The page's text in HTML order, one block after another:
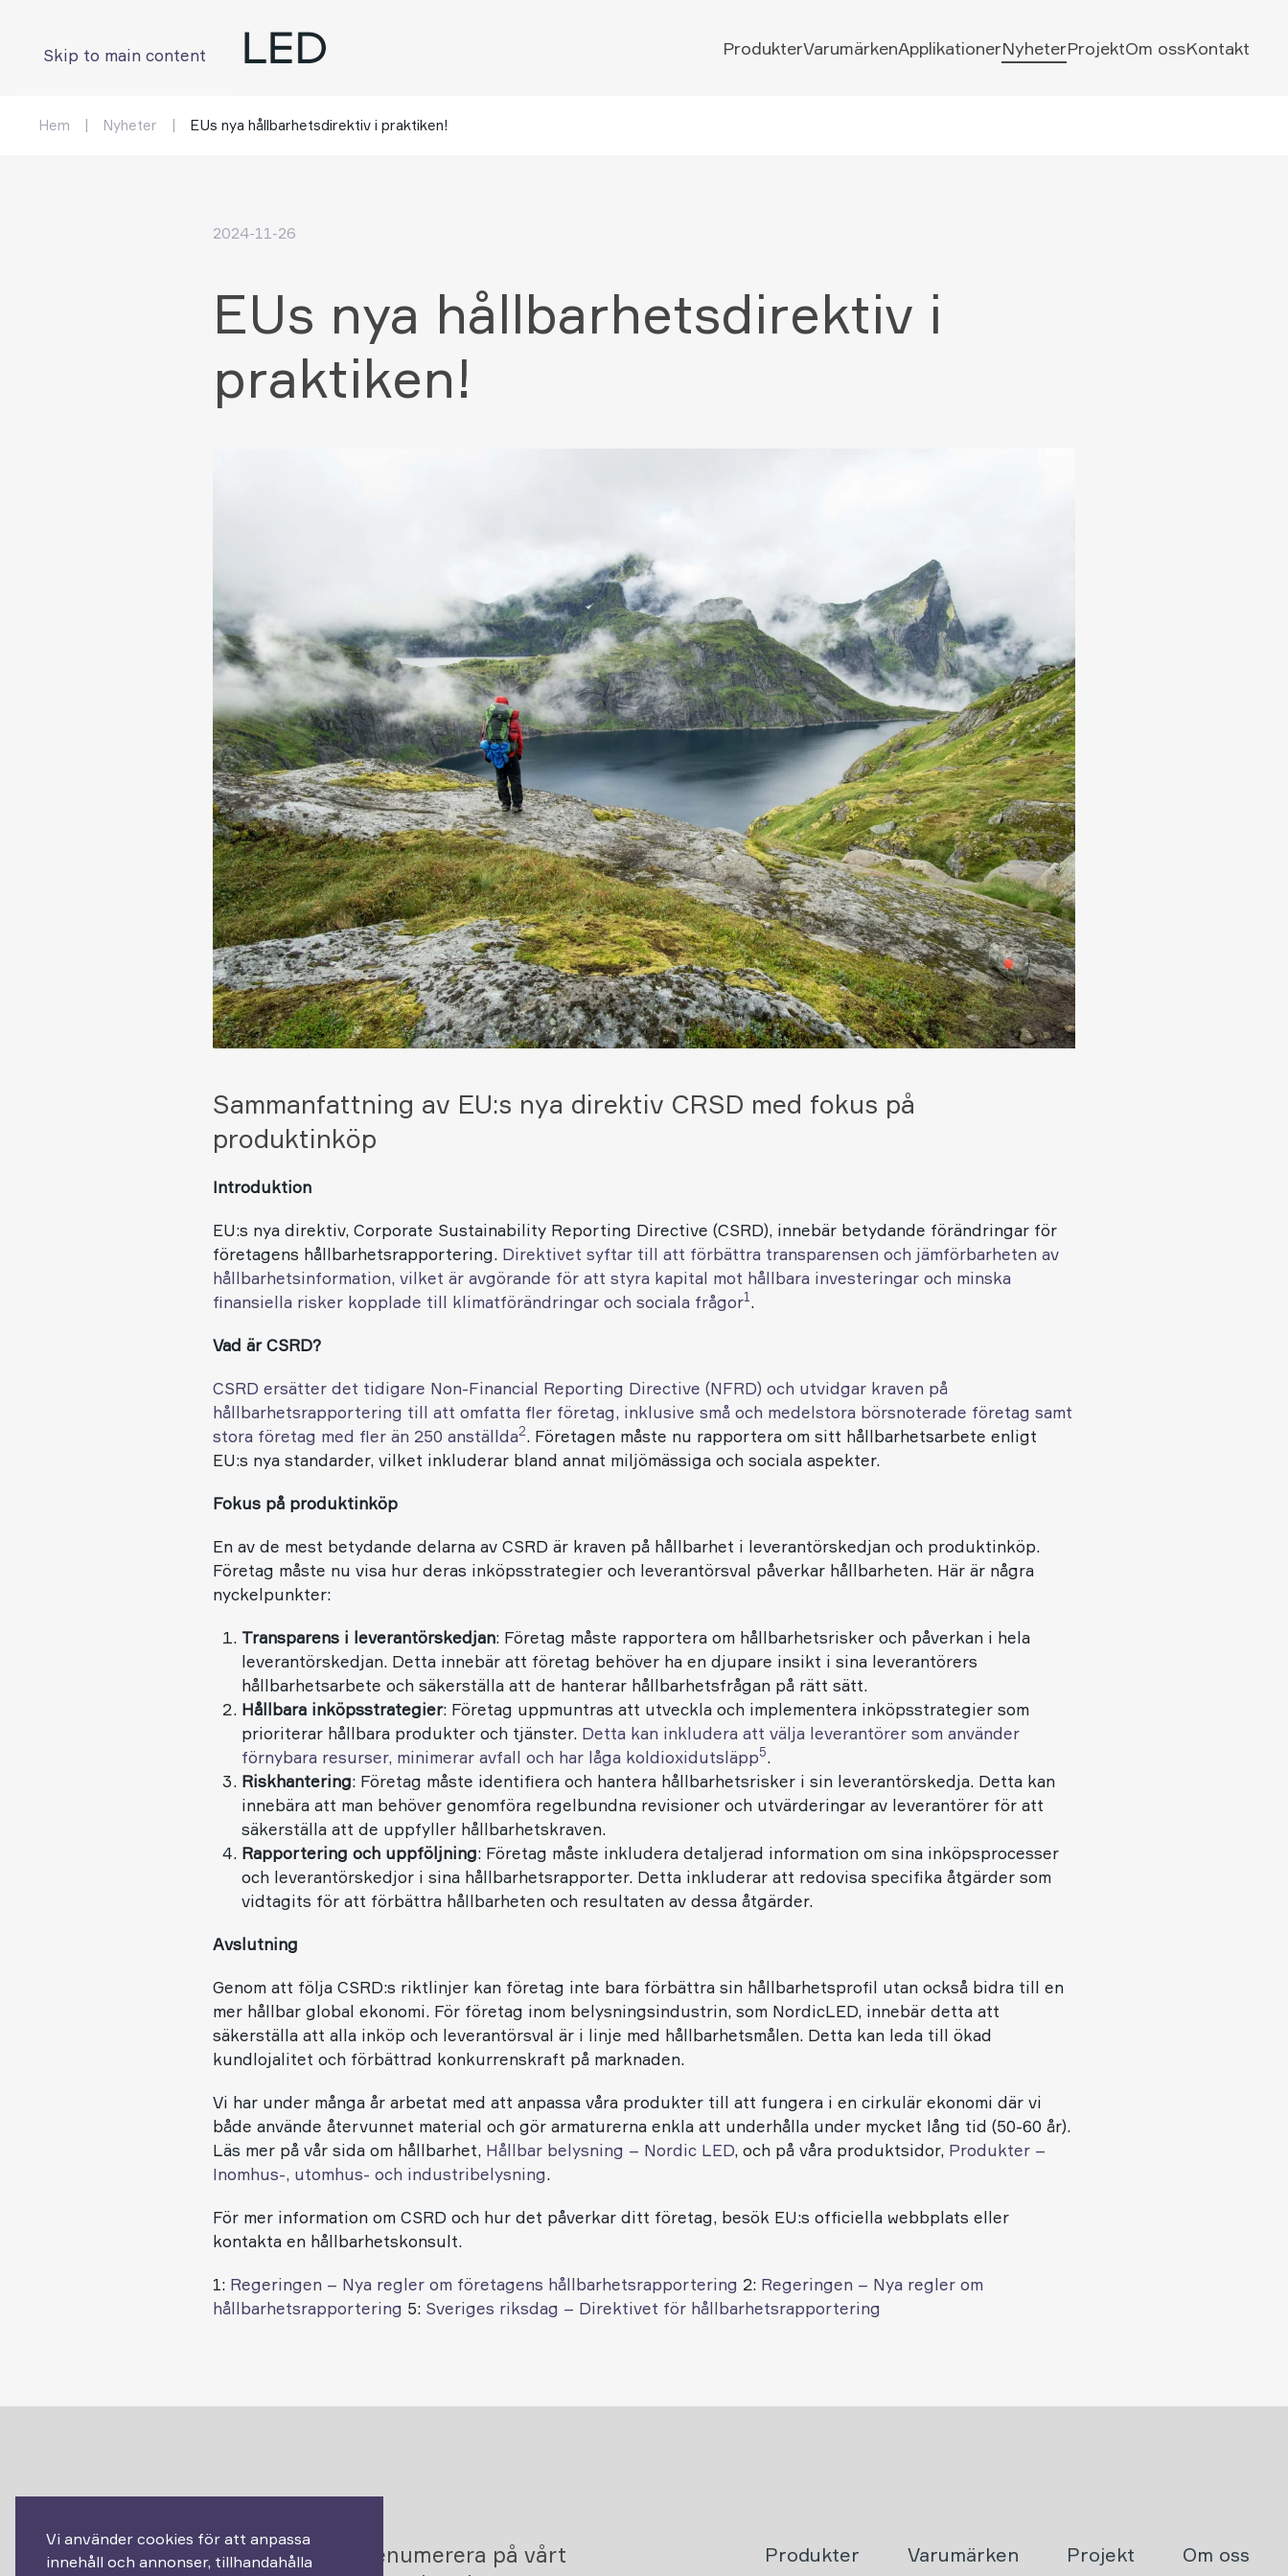
Vi använder cookies för att anpassa
innehåll och annonser, tillhandahålla
Skip to main content ProdukterVarumärkenApplikationerNyheterProjektOm ossKontakt
Hem Nyheter EUs nya hållbarhetsdirektiv i praktiken!
2024-11-26
EUs nya hållbarhetsdirektiv i
praktiken!
Sammanfattning av EU:s nya direktiv CRSD med fokus på
produktinköp
Introduktion
EU:s nya direktiv, Corporate Sustainability Reporting Directive (CSRD), innebär betydande förändringar för
företagens hållbarhetsrapportering. Direktivet syftar till att förbättra transparensen och jämförbarheten av
hållbarhetsinformation, vilket är avgörande för att styra kapital mot hållbara investeringar och minska
finansiella risker kopplade till klimatförändringar och sociala frågor1.
Vad är CSRD?
CSRD ersätter det tidigare Non-Financial Reporting Directive (NFRD) och utvidgar kraven på
hållbarhetsrapportering till att omfatta fler företag, inklusive små och medelstora börsnoterade företag samt
stora företag med fler än 250 anställda2. Företagen måste nu rapportera om sitt hållbarhetsarbete enligt
EU:s nya standarder, vilket inkluderar bland annat miljömässiga och sociala aspekter.
Fokus på produktinköp
En av de mest betydande delarna av CSRD är kraven på hållbarhet i leverantörskedjan och produktinköp.
Företag måste nu visa hur deras inköpsstrategier och leverantörsval påverkar hållbarheten. Här är några
nyckelpunkter:
Transparens i leverantörskedjan: Företag måste rapportera om hållbarhetsrisker och påverkan i hela
leverantörskedjan. Detta innebär att företag behöver ha en djupare insikt i sina leverantörers
hållbarhetsarbete och säkerställa att de hanterar hållbarhetsfrågan på rätt sätt.
Hållbara inköpsstrategier: Företag uppmuntras att utveckla och implementera inköpsstrategier som
prioriterar hållbara produkter och tjänster. Detta kan inkludera att välja leverantörer som använder
förnybara resurser, minimerar avfall och har låga koldioxidutsläpp5.
Riskhantering: Företag måste identifiera och hantera hållbarhetsrisker i sin leverantörskedja. Detta kan
innebära att man behöver genomföra regelbundna revisioner och utvärderingar av leverantörer för att
säkerställa att de uppfyller hållbarhetskraven.
Rapportering och uppföljning: Företag måste inkludera detaljerad information om sina inköpsprocesser
och leverantörskedjor i sina hållbarhetsrapporter. Detta inkluderar att redovisa specifika åtgärder som
vidtagits för att förbättra hållbarheten och resultaten av dessa åtgärder.
Avslutning
Genom att följa CSRD:s riktlinjer kan företag inte bara förbättra sin hållbarhetsprofil utan också bidra till en
mer hållbar global ekonomi. För företag inom belysningsindustrin, som NordicLED, innebär detta att
säkerställa att alla inköp och leverantörsval är i linje med hållbarhetsmålen. Detta kan leda till ökad
kundlojalitet och förbättrad konkurrenskraft på marknaden.
Vi har under många år arbetat med att anpassa våra produkter till att fungera i en cirkulär ekonomi där vi
både använde återvunnet material och gör armaturerna enkla att underhålla under mycket lång tid (50-60 år).
Läs mer på vår sida om hållbarhet, Hållbar belysning – Nordic LED, och på våra produktsidor, Produkter –
Inomhus-, utomhus- och industribelysning.
För mer information om CSRD och hur det påverkar ditt företag, besök EU:s officiella webbplats eller
kontakta en hållbarhetskonsult.
1: Regeringen – Nya regler om företagens hållbarhetsrapportering 2: Regeringen – Nya regler om
hållbarhetsrapportering 5: Sveriges riksdag – Direktivet för hållbarhetsrapportering
Prenumerera på vårt
Produkter Varumärken Projekt Om oss